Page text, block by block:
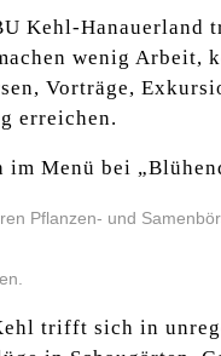
Kehl-Hanauerland
wenig Arbeit,
Vorträge,
erreichen.
Menü bei
Pflanzen- und
trifft sich in